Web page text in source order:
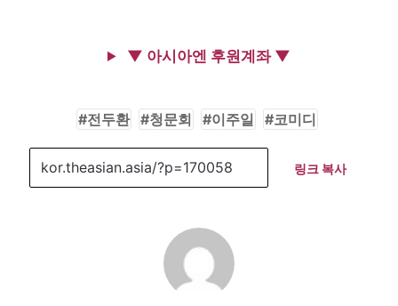
▼ 아시아엔 후원계좌 ▼
전두환 청문회 이주일 코미디
링크 복사